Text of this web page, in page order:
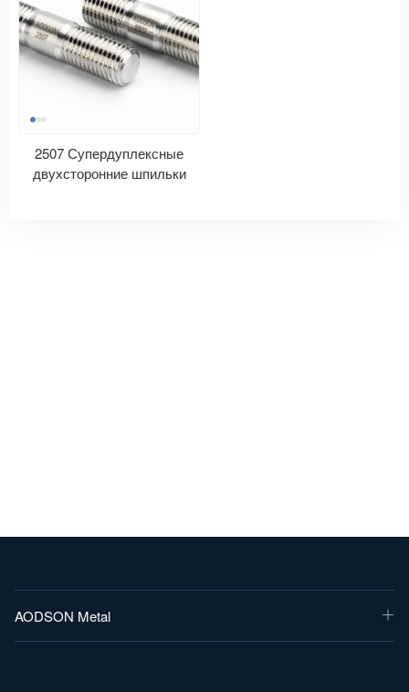
2507 Супердуплексные
двухсторонние шпильки
AODSON Metal